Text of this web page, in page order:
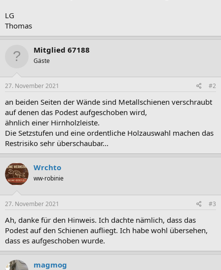
LG
Thomas
Mitglied 67188
Gäste
27. November 2021 #2
an beiden Seiten der Wände sind Metallschienen verschraubt
auf denen das Podest aufgeschoben wird,
ähnlich einer Hirnholzleiste.
Die Setzstufen und eine ordentliche Holzauswahl machen das
Restrisiko sehr überschaubar...
Wrchto
ww-robinie
27. November 2021 #3
Ah, danke für den Hinweis. Ich dachte nämlich, dass das
Podest auf den Schienen aufliegt. Ich habe wohl übersehen,
dass es aufgeschoben wurde.
magmog